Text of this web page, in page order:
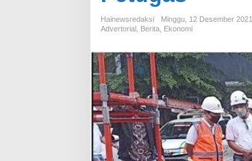
Hainewsredaksi
Minggu, 12 Desember 2021
Advertorial Berita Ekonomi